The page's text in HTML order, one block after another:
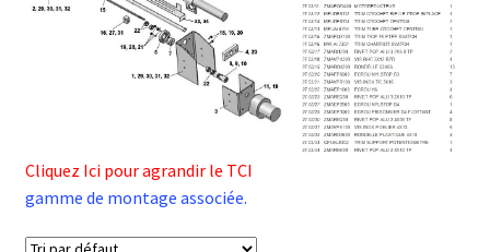
Cliquez Ici pour agrandir le TCI
gamme de montage associée.